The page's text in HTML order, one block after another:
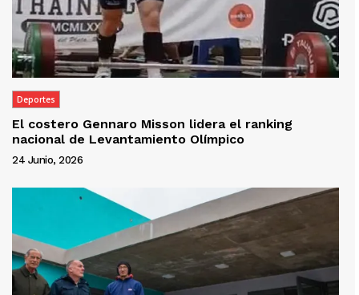
Deportes
El costero Gennaro Misson lidera el ranking
nacional de Levantamiento Olímpico
24 Junio, 2026